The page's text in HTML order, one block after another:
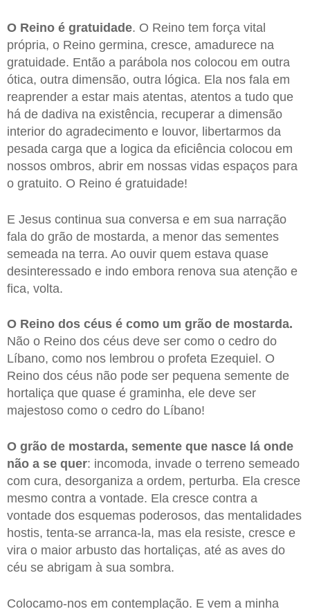
O Reino é gratuidade. O Reino tem força vital
própria, o Reino germina, cresce, amadurece na
gratuidade. Então a parábola nos colocou em outra
ótica, outra dimensão, outra lógica. Ela nos fala em
reaprender a estar mais atentas, atentos a tudo que
há de dadiva na existência, recuperar a dimensão
interior do agradecimento e louvor, libertarmos da
pesada carga que a logica da eficiência colocou em
nossos ombros, abrir em nossas vidas espaços para
o gratuito. O Reino é gratuidade!
E Jesus continua sua conversa e em sua narração
fala do grão de mostarda, a menor das sementes
semeada na terra. Ao ouvir quem estava quase
desinteressado e indo embora renova sua atenção e
fica, volta.
O Reino dos céus é como um grão de mostarda.
Não o Reino dos céus deve ser como o cedro do
Líbano, como nos lembrou o profeta Ezequiel. O
Reino dos céus não pode ser pequena semente de
hortaliça que quase é graminha, ele deve ser
majestoso como o cedro do Líbano!
O grão de mostarda, semente que nasce lá onde
não a se quer: incomoda, invade o terreno semeado
com cura, desorganiza a ordem, perturba. Ela cresce
mesmo contra a vontade. Ela cresce contra a
vontade dos esquemas poderosos, das mentalidades
hostis, tenta-se arranca-la, mas ela resiste, cresce e
vira o maior arbusto das hortaliças, até as aves do
céu se abrigam à sua sombra.
Colocamo-nos em contemplação. E vem a minha